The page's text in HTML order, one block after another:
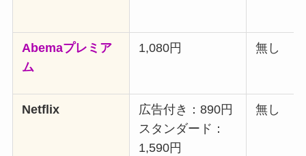
Abemaプレミア
ム
1,080円 無し
Netflix
広告付き：890円
スタンダード：
1,590円
無し